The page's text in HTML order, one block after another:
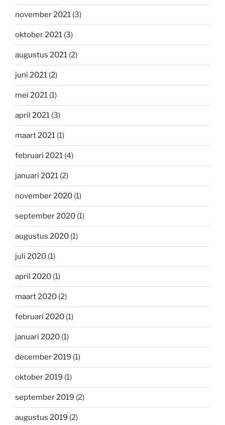
november 2021 (3)
oktober 2021 (3)
augustus 2021 (2)
juni 2021 (2)
mei 2021 (1)
april 2021 (3)
maart 2021 (1)
februari 2021 (4)
januari 2021 (2)
november 2020 (1)
september 2020 (1)
augustus 2020 (1)
juli 2020 (1)
april 2020 (1)
maart 2020 (2)
februari 2020 (1)
januari 2020 (1)
december 2019 (1)
oktober 2019 (1)
september 2019 (2)
augustus 2019 (2)